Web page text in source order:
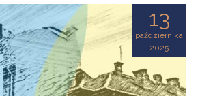
13
października
2025